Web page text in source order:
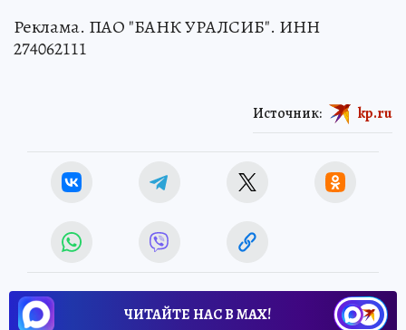
Реклама. ПАО "БАНК УРАЛСИБ". ИНН
274062111
Источник: kp.ru
ЧИТАЙТЕ НАС В МАХ!